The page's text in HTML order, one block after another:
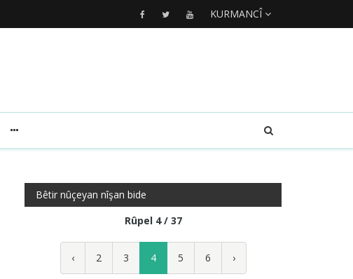
KURMANCÎ
Bêtir nûçeyan nîşan bide
Rûpel 4 / 37
‹ 2 3 4 5 6 ›